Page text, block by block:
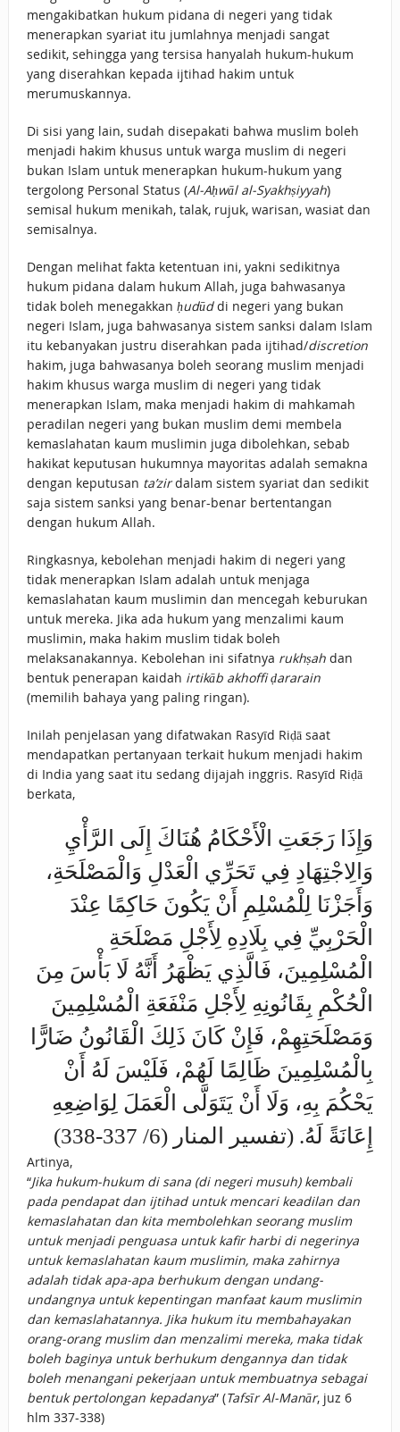
mengakibatkan hukum pidana di negeri yang tidak
menerapkan syariat itu jumlahnya menjadi sangat
sedikit, sehingga yang tersisa hanyalah hukum-hukum
yang diserahkan kepada ijtihad hakim untuk
merumuskannya.
Di sisi yang lain, sudah disepakati bahwa muslim boleh
menjadi hakim khusus untuk warga muslim di negeri
bukan Islam untuk menerapkan hukum-hukum yang
tergolong Personal Status (Al-Aḥwāl al-Syakhṣiyyah)
semisal hukum menikah, talak, rujuk, warisan, wasiat dan
semisalnya.
Dengan melihat fakta ketentuan ini, yakni sedikitnya
hukum pidana dalam hukum Allah, juga bahwasanya
tidak boleh menegakkan ḥudūddi negeri yang bukan
negeri Islam, juga bahwasanya sistem sanksi dalam Islam
itu kebanyakan justru diserahkan pada ijtihad/discretion
hakim, juga bahwasanya boleh seorang muslim menjadi
hakim khusus warga muslim di negeri yang tidak
menerapkan Islam, maka menjadi hakim di mahkamah
peradilan negeri yang bukan muslim demi membela
kemaslahatan kaum muslimin juga dibolehkan, sebab
hakikat keputusan hukumnya mayoritas adalah semakna
dengan keputusan ta’zirdalam sistem syariat dan sedikit
saja sistem sanksi yang benar-benar bertentangan
dengan hukum Allah.
Ringkasnya, kebolehan menjadi hakim di negeri yang
tidak menerapkan Islam adalah untuk menjaga
kemaslahatan kaum muslimin dan mencegah keburukan
untuk mereka. Jika ada hukum yang menzalimi kaum
muslimin, maka hakim muslim tidak boleh
melaksanakannya. Kebolehan ini sifatnya rukhṣah dan
bentuk penerapan kaidah irtikāb akhoffi ḍararain
(memilih bahaya yang paling ringan).
Inilah penjelasan yang difatwakan Rasyīd Riḍā saat
mendapatkan pertanyaan terkait hukum menjadi hakim
di India yang saat itu sedang dijajah inggris. Rasyīd Riḍā
berkata,
وَإِذَا رَجَعَتِ الْأَحْكَامُ هُنَاكَ إِلَى الرَّأْيِ
وَالِاجْتِهَادِ فِي تَحَرِّي الْعَدْلِ وَالْمَصْلَحَةِ،
وَأَجَزْنَا لِلْمُسْلِمِ أَنْ يَكُونَ حَاكِمًا عِنْدَ
الْحَرْبِيِّ فِي بِلَادِهِ لِأَجْلِ مَصْلَحَةِ
الْمُسْلِمِينَ، فَالَّذِي يَظْهَرُ أَنَّهُ لَا بَأْسَ مِنَ
الْحُكْمِ بِقَانُونِهِ لِأَجْلِ مَنْفَعَةِ الْمُسْلِمِينَ
وَمَصْلَحَتِهِمْ، فَإِنْ كَانَ ذَلِكَ الْقَانُونُ ضَارًّا
بِالْمُسْلِمِينَ ظَالِمًا لَهُمْ، فَلَيْسَ لَهُ أَنْ
يَحْكُمَ بِهِ، وَلَا أَنْ يَتَوَلَّى الْعَمَلَ لِوَاضِعِهِ
إِعَانَةً لَهُ. (تفسير المنار (6/ 337-338)
Artinya,
“Jika hukum-hukum di sana (di negeri musuh) kembali
pada pendapat dan ijtihad untuk mencari keadilan dan
kemaslahatan dan kita membolehkan seorang muslim
untuk menjadi penguasa untuk kafir harbi di negerinya
untuk kemaslahatan kaum muslimin, maka zahirnya
adalah tidak apa-apa berhukum dengan undang-
undangnya untuk kepentingan manfaat kaum muslimin
dan kemaslahatannya. Jika hukum itu membahayakan
orang-orang muslim dan menzalimi mereka, maka tidak
boleh baginya untuk berhukum dengannya dan tidak
boleh menangani pekerjaan untuk membuatnya sebagai
bentuk pertolongan kepadanya” (Tafsīr Al-Manār, juz 6
hlm 337-338)